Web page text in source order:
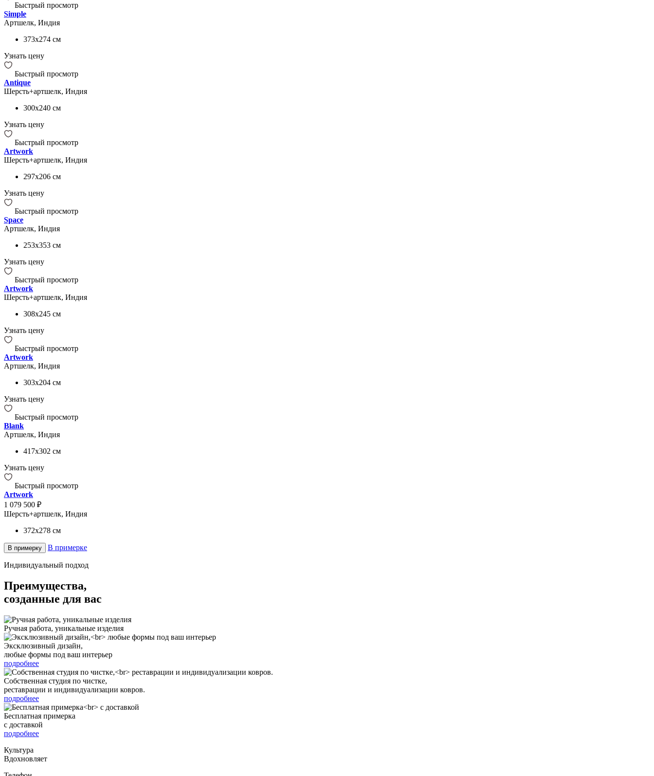
Быстрый просмотр
Simple
Артшелк, Индия
373x274 см
Узнать цену
Быстрый просмотр
Antique
Шерсть+артшелк, Индия
300x240 см
Узнать цену
Быстрый просмотр
Artwork
Шерсть+артшелк, Индия
297x206 см
Узнать цену
Быстрый просмотр
Space
Артшелк, Индия
253x353 см
Узнать цену
Быстрый просмотр
Artwork
Шерсть+артшелк, Индия
308x245 см
Узнать цену
Быстрый просмотр
Artwork
Артшелк, Индия
303x204 см
Узнать цену
Быстрый просмотр
Blank
Артшелк, Индия
417x302 см
Узнать цену
Быстрый просмотр
Artwork
1 079 500 ₽
Шерсть+артшелк, Индия
372x278 см
В примерку В примерке
Индивидуальный подход
Преимущества,
созданные для вас
Ручная работа, уникальные изделия
Эксклюзивный дизайн,
любые формы под ваш интерьер
подробнее
Собственная студия по чистке,
реставрации и индивидуализации ковров.
подробнее
Бесплатная примерка
с доставкой
подробнее
Культура
Вдохновляет